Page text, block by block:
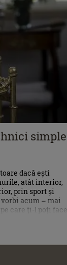
simple
dacă ești
atât interior,
prin sport și
acum – mai
care ți-l poți face